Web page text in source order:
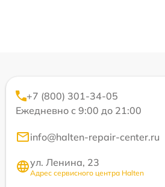
+7 (800) 301-34-05
Ежедневно с 9:00 до 21:00
info@halten-repair-center.ru
ул. Ленина, 23
Адрес сервисного центра Halten